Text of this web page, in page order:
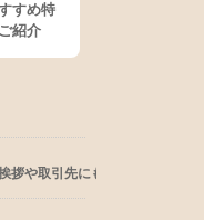
すめ特
紹介
拶や取引先にも